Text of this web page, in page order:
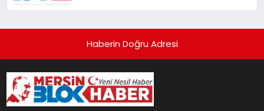
Haberin Doğru Adresi